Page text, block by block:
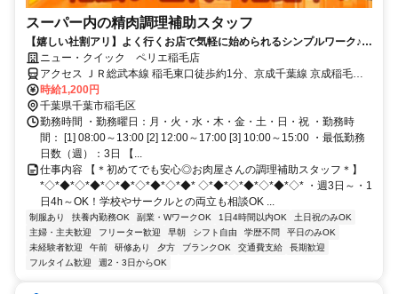
スーパー内の精肉調理補助スタッフ
【嬉しい社割アリ】よく行くお店で気軽に始められるシンプルワーク♪初
めてのアルバイトにピッタリ＜履歴書不要＞
ニュー・クイック ペリエ稲毛店
アクセス ＪＲ総武本線 稲毛東口徒歩約1分、京成千葉線 京成稲毛徒
歩約9分、京成千葉線 みどり台徒歩約23分 中央・総武各駅停車「稲
毛駅」徒歩1分、京成千葉線「京成稲毛駅」徒歩10分、千葉都市モノ
レール「穴川駅」バス10分
時給1,200円
千葉県千葉市稲毛区
勤務時間 ・勤務曜日：月・火・水・木・金・土・日・祝 ・勤務時
間： [1] 08:00～13:00 [2] 12:00～17:00 [3] 10:00～15:00 ・最低勤務
日数（週）：3日 【...
仕事内容 【＊初めてでも安心◎お肉屋さんの調理補助スタッフ＊】
*◇*◆*◇*◆*◇*◆*◇*◆*◇*◆* ◇*◆*◇*◆*◇*◆*◇* ・週3日～・1
日4h～OK！学校やサークルとの両立も相談OK ...
制服あり 扶養内勤務OK 副業・WワークOK 1日4時間以内OK
土日祝のみOK
主婦・主夫歓迎
フリーター歓迎 早朝 シフト自由 学歴不問
平日のみOK
未経験者歓迎
午前 研修あり 夕方 ブランクOK 交通費支給
長期歓迎
フルタイム歓迎
週2・3日からOK